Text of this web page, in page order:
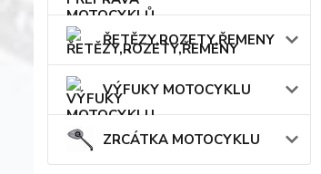
ŘETĚZY,ROZETY,ŘEMENY
VÝFUKY MOTOCYKLU
ZRCÁTKA MOTOCYKLU